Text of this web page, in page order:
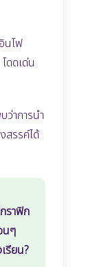
นโฟ
ดดเด่น
าการนำ
สรรค์ได้
ราฟิก
นๆ
รียน?